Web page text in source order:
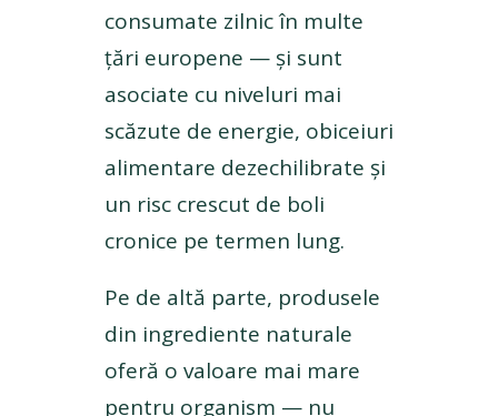
consumate zilnic în multe
țări europene — și sunt
asociate cu niveluri mai
scăzute de energie, obiceiuri
alimentare dezechilibrate și
un risc crescut de boli
cronice pe termen lung.
Pe de altă parte, produsele
din ingrediente naturale
oferă o valoare mai mare
pentru organism — nu